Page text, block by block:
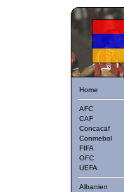
Home
AFC
CAF
Concacaf
Conmebol
FIFA
OFC
UEFA
Albanien